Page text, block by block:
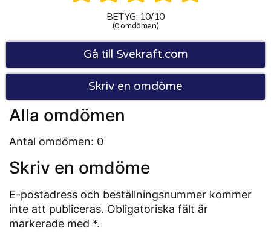
BETYG: 10/10
(0 omdömen)
Gå till Svekraft.com
Skriv en omdöme
Alla omdömen
Antal omdömen: 0
Skriv en omdöme
E-postadress och beställningsnummer kommer
inte att publiceras. Obligatoriska fält är
markerade med *.